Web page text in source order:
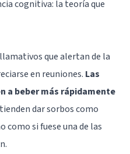
cognitiva: la teoría que
que alertan de la
en reuniones. Las
a beber más rápidamente
dar sorbos como
como si fuese una de las